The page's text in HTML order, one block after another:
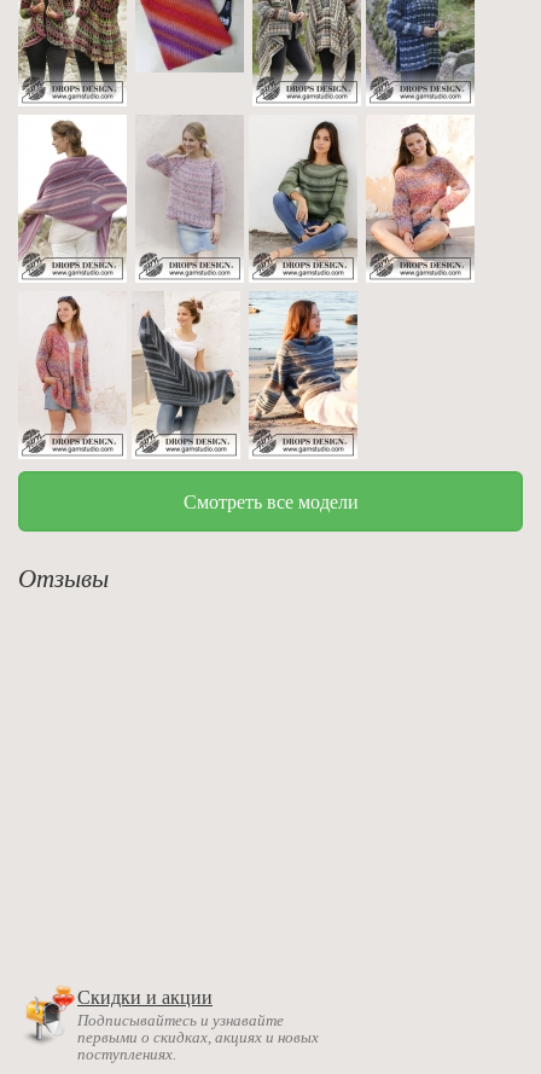
Смотреть все модели
Отзывы
Скидки и акции
Подписывайтесь и узнавайте
первыми о скидках, акциях и новых
поступлениях.